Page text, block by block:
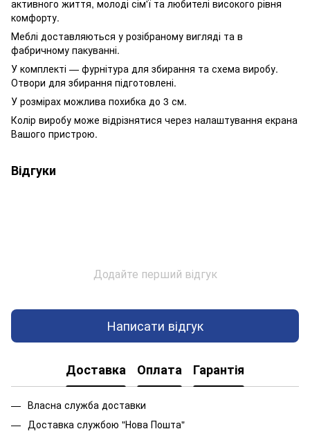
активного життя, молоді сім'ї та любителі високого рівня
комфорту.
Меблі доставляються у розібраному вигляді та в
фабричному пакуванні.
У комплекті — фурнітура для збирання та схема виробу.
Отвори для збирання підготовлені.
У розмірах можлива похибка до 3 см.
Колір виробу може відрізнятися через налаштування екрана
Вашого пристрою.
Відгуки
Додайте перший відгук
Написати відгук
Доставка Оплата Гарантія
Власна служба доставки
Доставка службою "Нова Пошта"